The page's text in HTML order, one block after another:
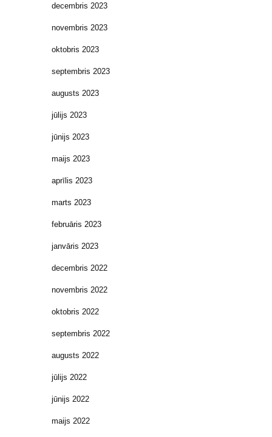
decembris 2023
novembris 2023
oktobris 2023
septembris 2023
augusts 2023
jūlijs 2023
jūnijs 2023
maijs 2023
aprīlis 2023
marts 2023
februāris 2023
janvāris 2023
decembris 2022
novembris 2022
oktobris 2022
septembris 2022
augusts 2022
jūlijs 2022
jūnijs 2022
maijs 2022